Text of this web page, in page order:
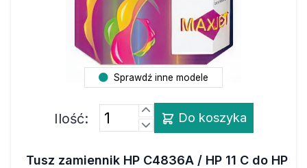
Sprawdź inne modele
Ilość: Do koszyka
Tusz zamiennik HP C4836A / HP 11 C do HP